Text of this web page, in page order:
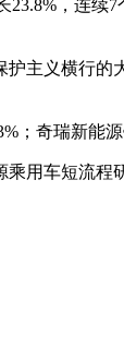
23.8%，连续
护主义横行的
；奇瑞新能源
乘用车短流程